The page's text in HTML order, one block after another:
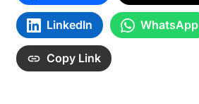
LinkedIn WhatsApp
Copy Link